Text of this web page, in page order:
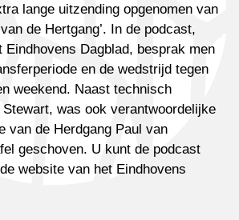
lange uitzending opgenomen van
de Hertgang’. In de podcast,
Eindhovens Dagblad, besprak men
en de wedstrijd tegen
weekend. Naast technisch
was ook verantwoordelijke
van de Herdgang Paul van
geschoven. U kunt de podcast
website van het Eindhovens